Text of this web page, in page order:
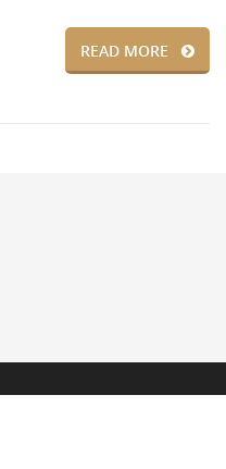
READ MORE